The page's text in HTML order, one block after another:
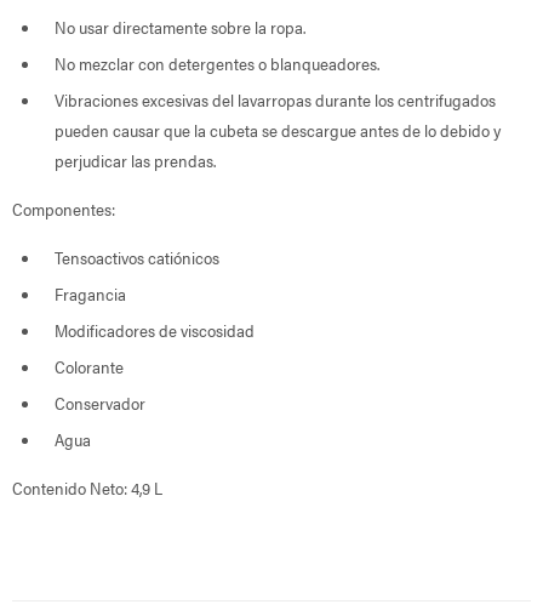
No usar directamente sobre la ropa.
No mezclar con detergentes o blanqueadores.
Vibraciones excesivas del lavarropas durante los centrifugados
pueden causar que la cubeta se descargue antes de lo debido y
perjudicar las prendas.
Componentes:
Tensoactivos catiónicos
Fragancia
Modificadores de viscosidad
Colorante
Conservador
Agua
Contenido Neto: 4,9 L